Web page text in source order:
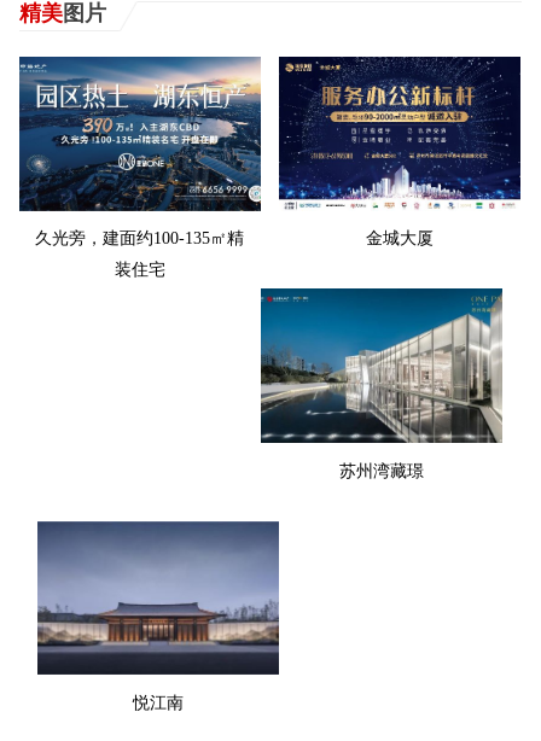
精美图片
久光旁，建面约100-135㎡精
装住宅
金城大厦
苏州湾藏璟
悦江南